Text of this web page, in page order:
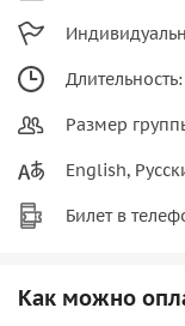
Размер
English,
Билет в
Как можно